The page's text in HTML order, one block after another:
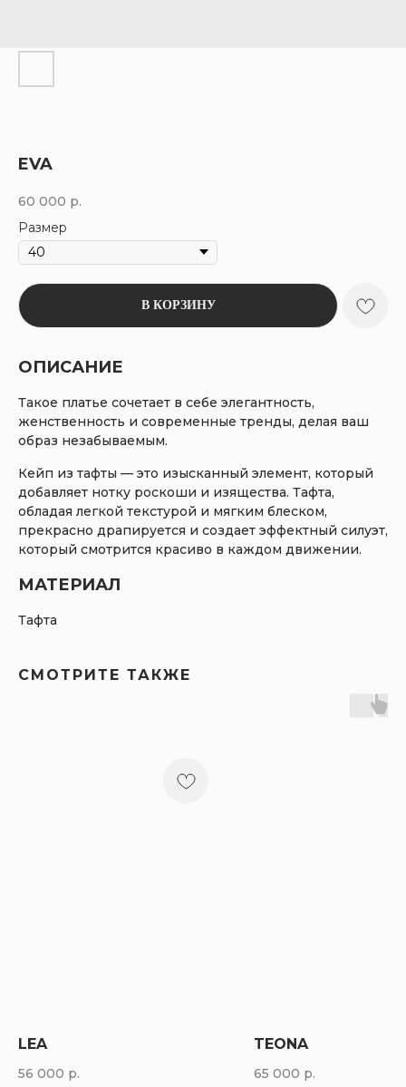
EVA
60 000 р.
Размер
В КОРЗИНУ
ОПИСАНИЕ
Такое платье сочетает в себе элегантность,
женственность и современные тренды, делая ваш
образ незабываемым.
Кейп из тафты — это изысканный элемент, который
добавляет нотку роскоши и изящества. Тафта,
обладая легкой текстурой и мягким блеском,
прекрасно драпируется и создает эффектный силуэт,
который смотрится красиво в каждом движении.
МАТЕРИАЛ
Тафта
СМОТРИТЕ ТАКЖЕ
LEA
56 000 р.
TEONA
65 000 р.